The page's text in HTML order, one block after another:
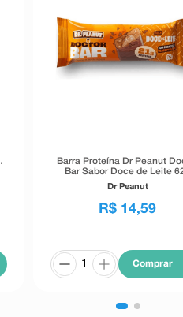
Barra Proteína Dr Peanut
Bar Sabor Doce de Leite
Dr Peanut
R$ 14,59
Comprar